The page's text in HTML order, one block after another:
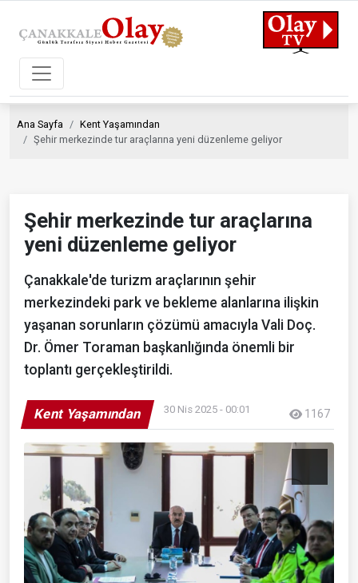
Ana Sayfa
Kent Yaşamından
Şehir merkezinde tur araçlarına yeni düzenleme geliyor
Şehir merkezinde tur araçlarına
yeni düzenleme geliyor
Çanakkale'de turizm araçlarının şehir
merkezindeki park ve bekleme alanlarına ilişkin
yaşanan sorunların çözümü amacıyla Vali Doç.
Dr. Ömer Toraman başkanlığında önemli bir
toplantı gerçekleştirildi.
Kent Yaşamından 30 Nis 2025 - 00:01 1167